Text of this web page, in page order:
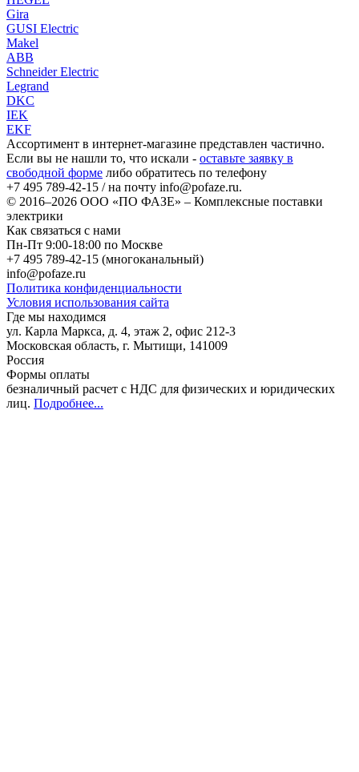
Gira
GUSI Electric
Makel
ABB
Schneider Electric
Legrand
DKC
IEK
EKF
Ассортимент в интернет-магазине представлен частично.
Если вы не нашли то, что искали - оставьте заявку в
свободной форме либо обратитесь по телефону
+7 495 789-42-15 / на почту info@pofaze.ru.
© 2016–2026 ООО «ПО ФАЗЕ» – Комплексные поставки
электрики
Как связаться с нами
Пн-Пт 9:00-18:00 по Москве
+7 495 789-42-15 (многоканальный)
info@pofaze.ru
Политика конфиденциальности
Условия использования сайта
Где мы находимся
ул. Карла Маркса, д. 4, этаж 2, офис 212-3
Московская область, г. Мытищи, 141009
Россия
Формы оплаты
безналичный расчет с НДС для физических и юридических
лиц. Подробнее...